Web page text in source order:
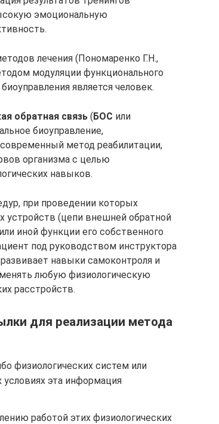
эмоциональную
лечения (Пономаренко Г.Н.,
модуляции функционального
является человек.
обратная связь (БОС или
биоуправление,
метод реабилитации,
организма с целью
навыков.
при проведении которых
устройств (цепи внешней обратной
иной функции его собственного
под руководством инструктора
навыки самоконтроля и
любую физиологическую
расстройств.
для реализации метода
физиологических систем или
эта информация
работой этих физиологических